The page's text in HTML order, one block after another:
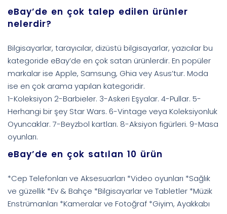
eBay’de en çok talep edilen ürünler
nelerdir?
Bilgisayarlar, tarayıcılar, dizüstü bilgisayarlar, yazıcılar bu
kategoride eBay’de en çok satan ürünlerdir. En popüler
markalar ise Apple, Samsung, Ghia vey Asus’tur. Moda
ise en çok arama yapılan kategoridir.
1-Koleksiyon 2-Barbieler. 3-Askeri Eşyalar. 4-Pullar. 5-
Herhangi bir şey Star Wars. 6-Vintage veya Koleksiyonluk
Oyuncaklar. 7-Beyzbol kartları. 8-Aksiyon figürleri. 9-Masa
oyunları.
eBay’de en çok satılan 10 ürün
*Cep Telefonları ve Aksesuarları *Video oyunları *Sağlık
ve güzellik *Ev & Bahçe *Bilgisayarlar ve Tabletler *Müzik
Enstrümanları *Kameralar ve Fotoğraf *Giyim, Ayakkabı